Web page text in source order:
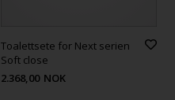
Toalettsete for Next serien
Soft close
2.368,00 NOK